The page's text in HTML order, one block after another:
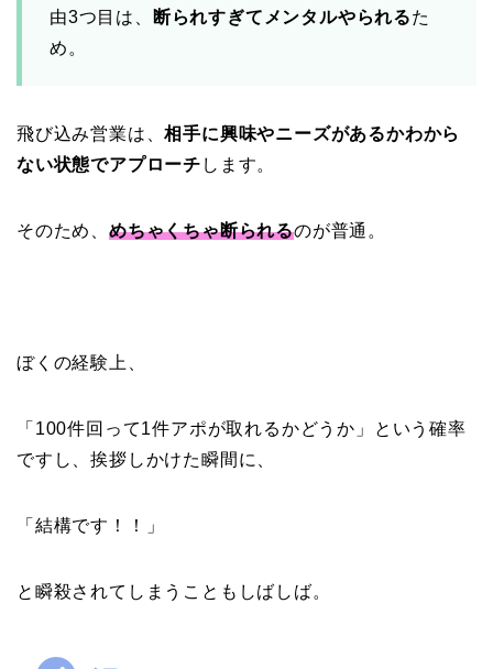
由3つ目は、
断られすぎてメンタルやられるた
め。
飛び込み営業は、相手に興味やニーズがあるかわから
ない状態でアプローチ します。
そのため、 めちゃくちゃ断られるのが普通。
ぼくの経験上、
「100件回って1件アポが取れるかどうか」という確率
ですし、挨拶しかけた瞬間に、
「結構です！！」
と瞬殺されてしまうこともしばしば。